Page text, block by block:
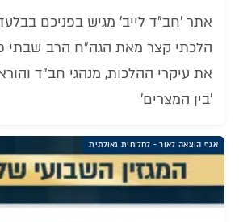
אתר 'חב"ד לייב' מגיש בפניכם
הלכתי קצר מאת הגה"ח הרב שבתי
את עיקרי ההלכות, מנהגי חב"ד
'בין המצרים'
אגף הוצאה לאור - לחלוחית גאולתית